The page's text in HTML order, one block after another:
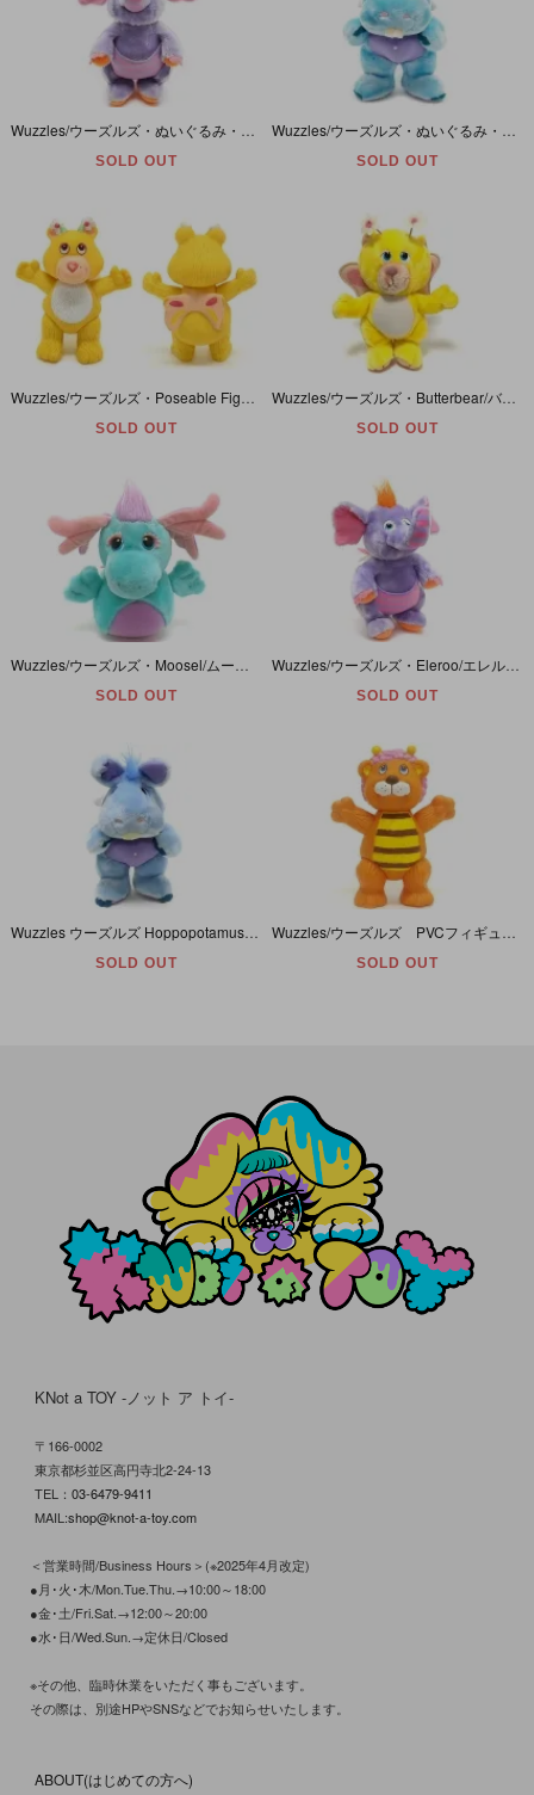
SOLD OUT SOLD OUT
SOLD OUT SOLD OUT
SOLD OUT SOLD OUT
Wuzzles ウーズルズ Hoppopotamus ホポポータムズ ぬいぐるみ 1984年
SOLD OUT SOLD OUT
KNot a TOY -ノット ア トイ-
〒166-0002
東京都杉並区高円寺北2-24-13
TEL： 03-6479-9411
MAIL:shop@knot-a-toy.com
＜営業時間/Business Hours＞(※2025年4月改定)
●月･火･木/Mon.Tue.Thu.→10:00～18:00
●金･土/Fri.Sat.→12:00～20:00
●水･日/Wed.Sun.→定休日/Closed
※その他、臨時休業をいただく事もございます。
その際は、別途HPやSNSなどでお知らせいたします。
ABOUT(はじめての方へ)